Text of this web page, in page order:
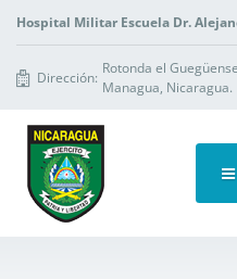
Hospital Militar Escuela Dr.
Dirección:
Rotonda el
Managua, Nicaragua.